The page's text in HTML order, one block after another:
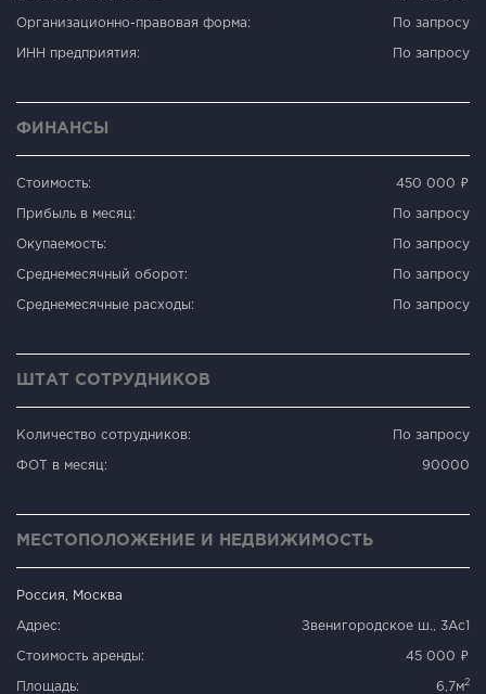
Организационно-правовая форма: По запросу
ИНН предприятия: По запросу
ФИНАНСЫ
Стоимость: 450 000 ₽
Прибыль в месяц: По запросу
Окупаемость: По запросу
Среднемесячный оборот: По запросу
Среднемесячные расходы: По запросу
ШТАТ СОТРУДНИКОВ
Количество сотрудников: По запросу
ФОТ в месяц: 90000
МЕСТОПОЛОЖЕНИЕ И НЕДВИЖИМОСТЬ
Россия, Москва
Адрес: Звенигородское ш., 3Ас1
Стоимость аренды: 45 000 ₽
Площадь: 6,7м2